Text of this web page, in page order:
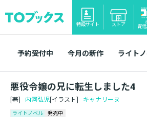
特設サイト ストア 配
予約受付中 今月の新作 ライト
悪役令嬢の兄に転生しました4
[著] 内河弘児[イラスト] キャナリーヌ
ライトノベル 発売中